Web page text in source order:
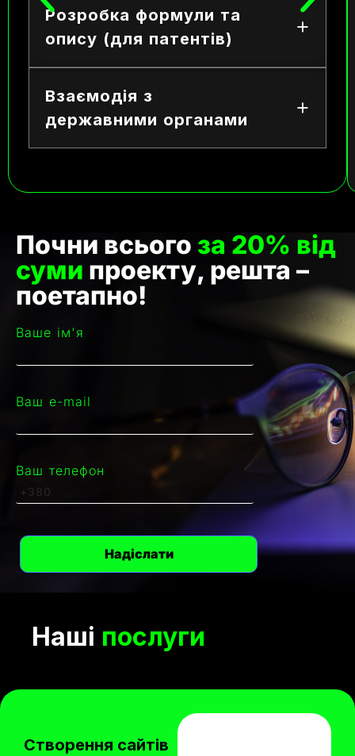
Розробка формули та
опису (для патентів)
Взаємодія з
державними органами
Почни всього за 20% від
суми проекту, решта –
поетапно!
Ваше ім'я
Ваш e-mail
Ваш телефон
Наші послуги
Створення сайтів